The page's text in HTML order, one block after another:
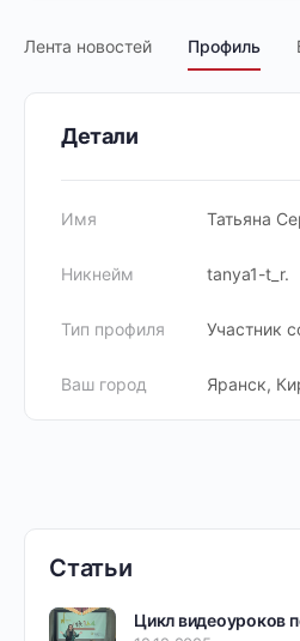
Лента новостей Профиль
Детали
Имя Татьяна
Никнейм tanya1-t_r.
Тип профиля Участник
Ваш город Яранск,
Статьи
Цикл видеоуроков